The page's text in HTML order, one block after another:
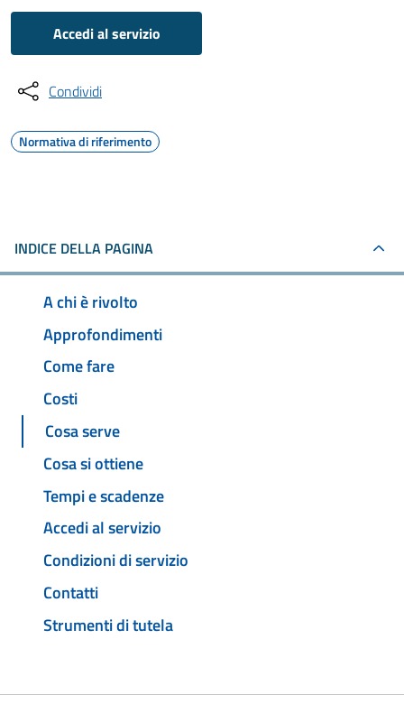
Accedi al servizio
Condividi
Normativa di riferimento
INDICE DELLA PAGINA
A chi è rivolto
Approfondimenti
Come fare
Costi
Cosa serve
Cosa si ottiene
Tempi e scadenze
Accedi al servizio
Condizioni di servizio
Contatti
Strumenti di tutela